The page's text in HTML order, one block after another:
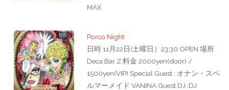
MAX
Porco Night
日時 11月22日(土曜日）23:30 OPEN 場所
Deca Bar Z 料金 2000yen(door) /
1500yen(VIP) Special Guest : オナン・スペ
ルマーメイド VANINA Guest DJ :DJ